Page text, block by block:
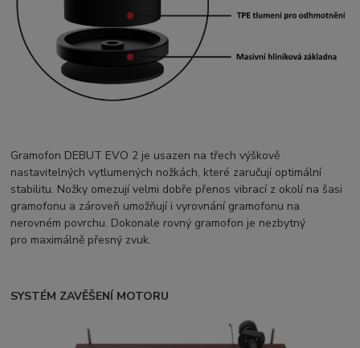
Gramofon DEBUT EVO 2 je usazen na třech výškově
nastavitelných vytlumených nožkách, které zaručují optimální
stabilitu. Nožky omezují velmi dobře přenos vibrací z okolí na šasi
gramofonu a zároveň umožňují i vyrovnání gramofonu na
nerovném povrchu. Dokonale rovný gramofon je nezbytný
pro maximálně přesný zvuk.
SYSTÉM ZAVĚŠENÍ MOTORU